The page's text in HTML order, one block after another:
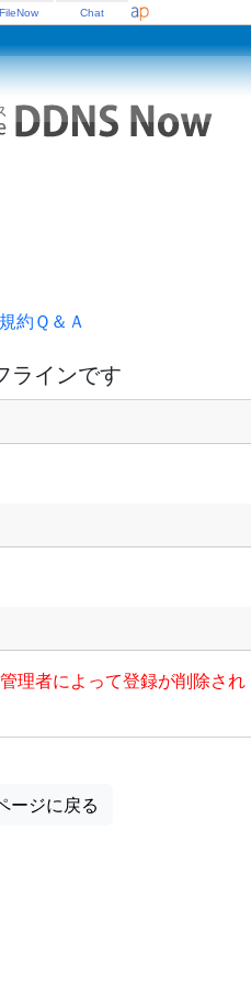
FileNow Chat
約Ｑ＆Ａ
ラインです
理者によって登録が削除され
ージに戻る